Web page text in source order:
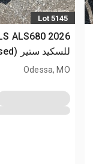
Lot 5145
للسكيد ستير (Unused)
Odessa, MO